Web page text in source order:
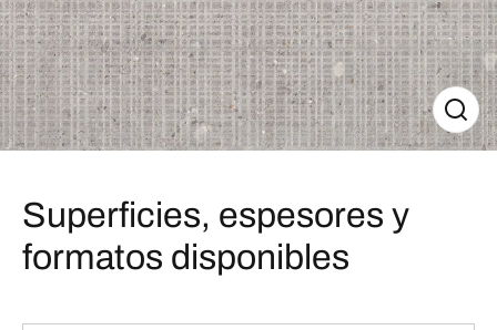
Superficies, espesores y
formatos disponibles